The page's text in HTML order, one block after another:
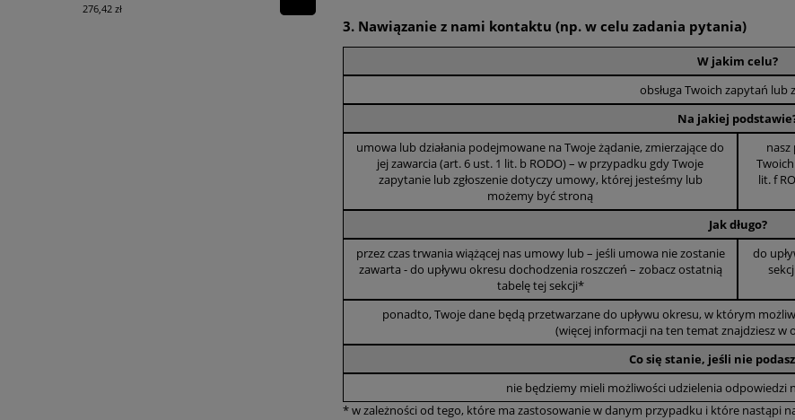
276,42 zł
3. Nawiązanie z nami kontaktu (np. w celu zadania pytania)
W jakim celu?
obsługa Twoich zapytań lub
Na jakiej
umowa lub działania podejmowane na Twoje żądanie, zmierzające do
jej zawarcia (art. 6 ust. 1 lit. b RODO) – w przypadku gdy Twoje
zapytanie lub zgłoszenie dotyczy umowy, której jesteśmy lub
możemy być stroną
lit. f
Jak długo?
przez czas trwania wiążącej nas umowy lub – jeśli umowa nie zostanie
zawarta - do upływu okresu dochodzenia roszczeń – zobacz ostatnią
tabelę tej sekcji*
do
ponadto, Twoje dane będą przetwarzane do upływu okresu, w którym
(więcej informacji na ten temat znajdziesz w
Co się stanie, jeśli nie
nie będziemy mieli możliwości udzielenia odpowiedzi
* w zależności od tego, które ma zastosowanie w danym przypadku i które nastąpi